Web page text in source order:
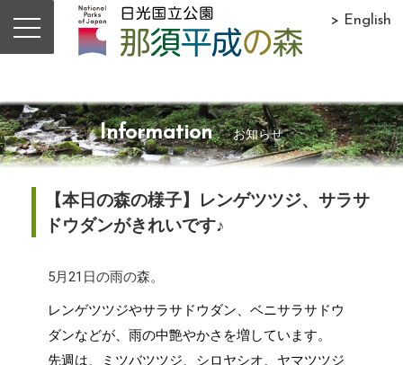
> English
Information お知らせ
【本日の森の様子】レンゲツツジ、サラサ
ドウダンがきれいです♪
5月21日の雨の森。
レンゲツツジやサラサドウダン、ベニサラサドウ
ダンなどが、雨の中艶やかさを増しています。
先週は、ミツバツツジ、シロヤシオ、ヤマツツジ